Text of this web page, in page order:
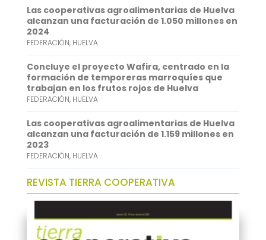
p
p
d
I
n
Las cooperativas agroalimentarias de Huelva
alcanzan una facturación de 1.050 millones en
2024
FEDERACIÓN, HUELVA
Concluye el proyecto Wafira, centrado en la
formación de temporeras marroquíes que
trabajan en los frutos rojos de Huelva
FEDERACIÓN, HUELVA
Las cooperativas agroalimentarias de Huelva
alcanzan una facturación de 1.159 millones en
2023
FEDERACIÓN, HUELVA
REVISTA TIERRA COOPERATIVA